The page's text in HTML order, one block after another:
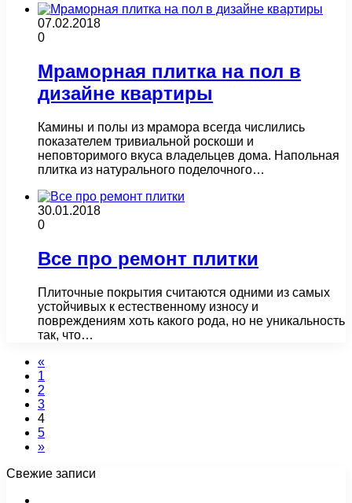
07.02.2018
0
Мраморная плитка на пол в
дизайне квартиры
Камины и полы из мрамора всегда числились
показателем тривиальной роскоши и
неповторимого вкуса владельцев дома. Напольная
плитка из натурального поделочного…
30.01.2018
0
Все про ремонт плитки
Плиточные покрытия считаются одними из самых
устойчивых к естественному износу и
повреждениям хоть какого рода, но не уникальность
так, что…
«
1
2
3
4
5
»
Свежие записи